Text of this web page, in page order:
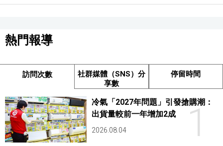
熱門報導
訪問次數
社群媒體（SNS）分
享數
停留時間
1
冷氣「2027年問題」引發搶購潮：
出貨量較前一年增加2成
2026.08.04